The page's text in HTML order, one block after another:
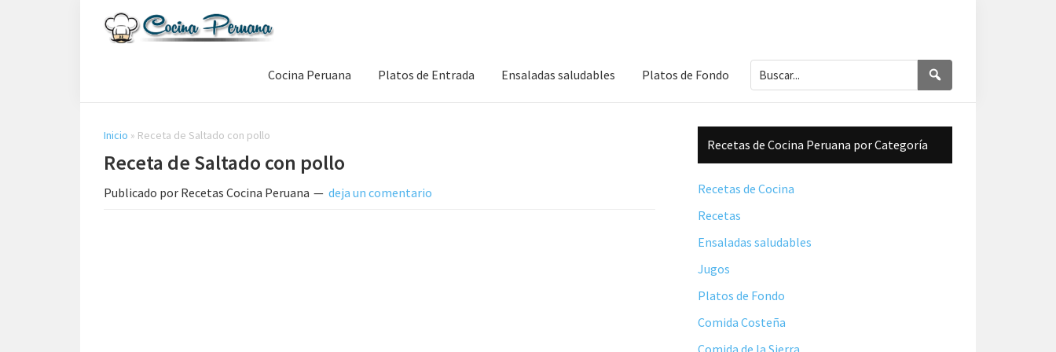
de
Comida
Peruana
Cocina Peruana Platos de Entrada Ensaladas saludables Platos de Fondo Buscar...
Inicio » Receta de Saltado con pollo
Receta de Saltado con pollo
Publicado por Recetas Cocina Peruana deja un comentario
Barra
lateral
principal
Recetas de Cocina Peruana por Categoría
Recetas de Cocina
Recetas
Ensaladas saludables
Jugos
Platos de Fondo
Comida Costeña
Comida de la Sierra